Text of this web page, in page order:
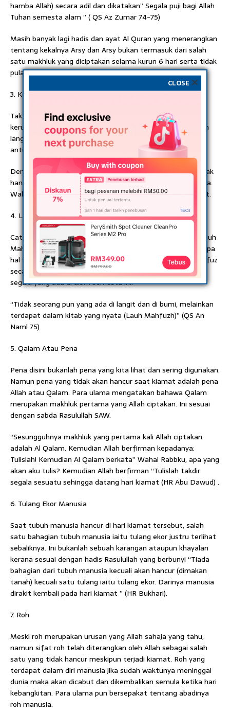
hamba Allah) secara adil dan dikatakan” Segala puji bagi Allah
Tuhan semesta alam ” ( QS Az Zumar 74-75)
Masih banyak lagi hadis dan ayat Al Quran yang menerangkan
tentang kekalnya Arsy dan Arsy bukan termasuk dari salah
satu makhluk yang diciptakan selama kurun 6 hari serta tidak
pula dibelah maupun dipecah.
3. Kerusi Allah SWT
Tak hanya mempunyai singgasana, Allah pun mempunyai
kerusi. Hal ini telah dijelaskan oleh Rasulullah SAW “Tidaklah
langit yang tujuh dibanding kerusi kecuali laksana lingkaran
anting yang diletakkan di tanah lapang” (HR Ibnu Hiban)
Dengan kata lain, para ulama bersepakat bahawa yang tidak
hancur apabila hari kiamat adalah kerusi Allah salah satunya.
Wallahu ‘Alam daripada apa wujud dari kerusi Allah tersebut.
4. Lauhul Mahfuzh
Catatan manusia selama hidupnya tercatat jelas dalam Lauh
Mahfuzh. Ternyata Lauh Mahfudz termasuk dalam beberapa
hal yang tidak akan musnah apabila hari kiamat. Lauh Mahfuz
secara ringkas merupakan kitab tempat Allah menuliskan
segala yang ada di alam semesta ini.
“Tidak seorang pun yang ada di langit dan di bumi, melainkan
terdapat dalam kitab yang nyata (Lauh Mahfuzh)” (QS An
Naml 75)
5. Qalam Atau Pena
Pena disini bukanlah pena yang kita lihat dan sering digunakan.
Namun pena yang tidak akan hancur saat kiamat adalah pena
Allah atau Qalam. Para ulama mengatakan bahawa Qalam
merupakan makhluk pertama yang Allah ciptakan. Ini sesuai
dengan sabda Rasulullah SAW.
“Sesungguhnya makhluk yang pertama kali Allah ciptakan
adalah Al Qalam. Kemudian Allah berfirman kepadanya:
Tulislah! Kemudian Al Qalam berkata” Wahai Rabbku, apa yang
akan aku tulis? Kemudian Allah berfirman “Tulislah takdir
segala sesuatu sehingga datang hari kiamat (HR Abu Dawud) .
6. Tulang Ekor Manusia
Saat tubuh manusia hancur di hari kiamat tersebut, salah
satu bahagian tubuh manusia iaitu tulang ekor justru terlihat
sebaliknya. Ini bukanlah sebuah karangan ataupun khayalan
kerana sesuai dengan hadis Rasulullah yang berbunyi “Tiada
bahagian dari tubuh manusia kecuali akan hancur (dimakan
tanah) kecuali satu tulang iaitu tulang ekor. Darinya manusia
dirakit kembali pada hari kiamat ” (HR Bukhari).
7. Roh
Meski roh merupakan urusan yang Allah sahaja yang tahu,
namun sifat roh telah diterangkan oleh Allah sebagai salah
satu yang tidak hancur meskipun terjadi kiamat. Roh yang
terdapat dalam diri manusia jika sudah waktunya meninggal
dunia maka akan dicabut dan dikembalikan semula ketika hari
kebangkitan. Para ulama pun bersepakat tentang abadinya
roh manusia.
CLOSE